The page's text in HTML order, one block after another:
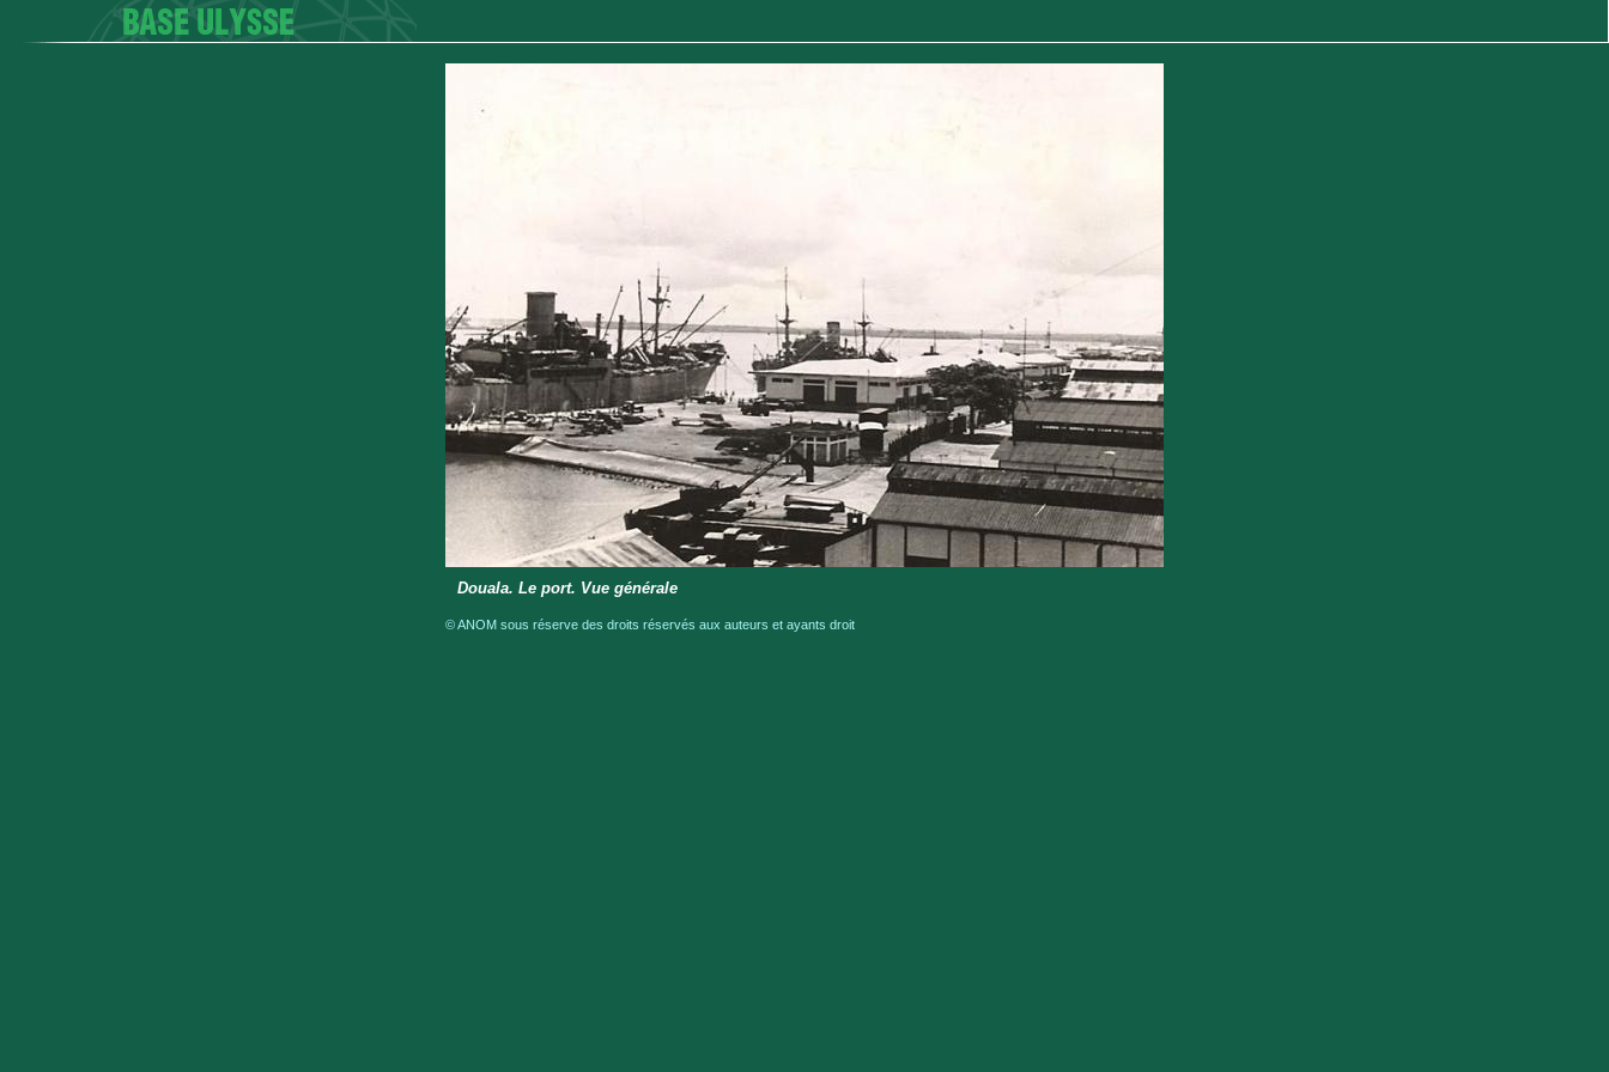
Douala. Le port. Vue générale
© ANOM sous réserve des droits réservés aux auteurs et ayants droit